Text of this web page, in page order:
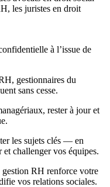
les juristes en droit
à l’issue de
gestionnaires du
sans cesse.
rester à jour et
les sujets clés — en
challenger vos équipes.
RH renforce votre
vos relations sociales.